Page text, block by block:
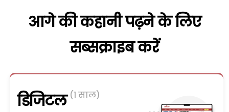
आगे की कहानी पढ़ने के लिए
सब्सक्राइब करें
डिजिटल (1 साल)